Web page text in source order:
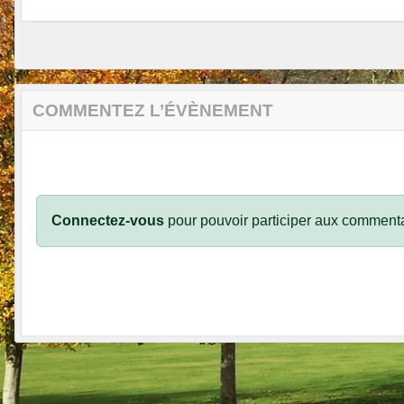
COMMENTEZ L’ÉVÈNEMENT
Connectez-vous pour pouvoir participer aux